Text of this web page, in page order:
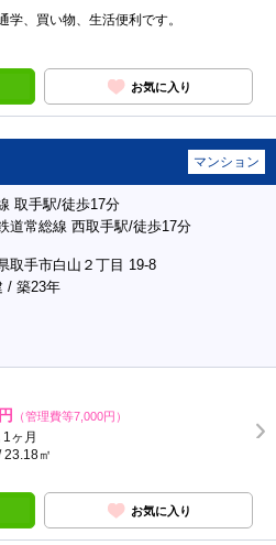
学、買い物、生活便利です。
お気に入り
マンション
取手駅/徒歩17分
道常総線 西取手駅/徒歩17分
取手市白山２丁目 19-8
/ 築23年
（管理費等7,000円）
ヶ月
23.18㎡
お気に入り